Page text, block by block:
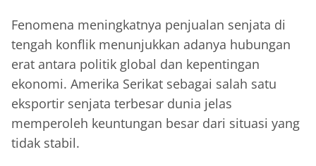
Fenomena meningkatnya penjualan senjata di
tengah konflik menunjukkan adanya hubungan
erat antara politik global dan kepentingan
ekonomi. Amerika Serikat sebagai salah satu
eksportir senjata terbesar dunia jelas
memperoleh keuntungan besar dari situasi yang
tidak stabil.